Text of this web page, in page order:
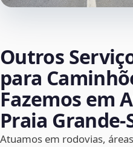
Outros
para
Fazemos em
Praia
Atuamos em rodovias,